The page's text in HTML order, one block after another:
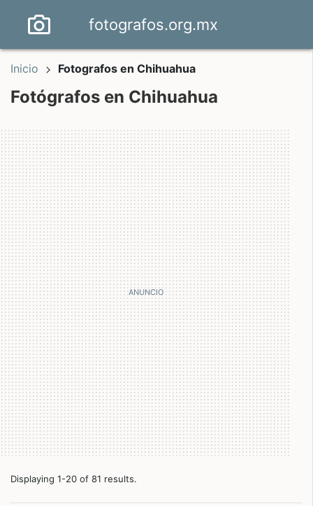
fotografos.org.mx
Inicio Fotografos en Chihuahua
Fotógrafos en Chihuahua
Displaying 1-20 of 81 results.